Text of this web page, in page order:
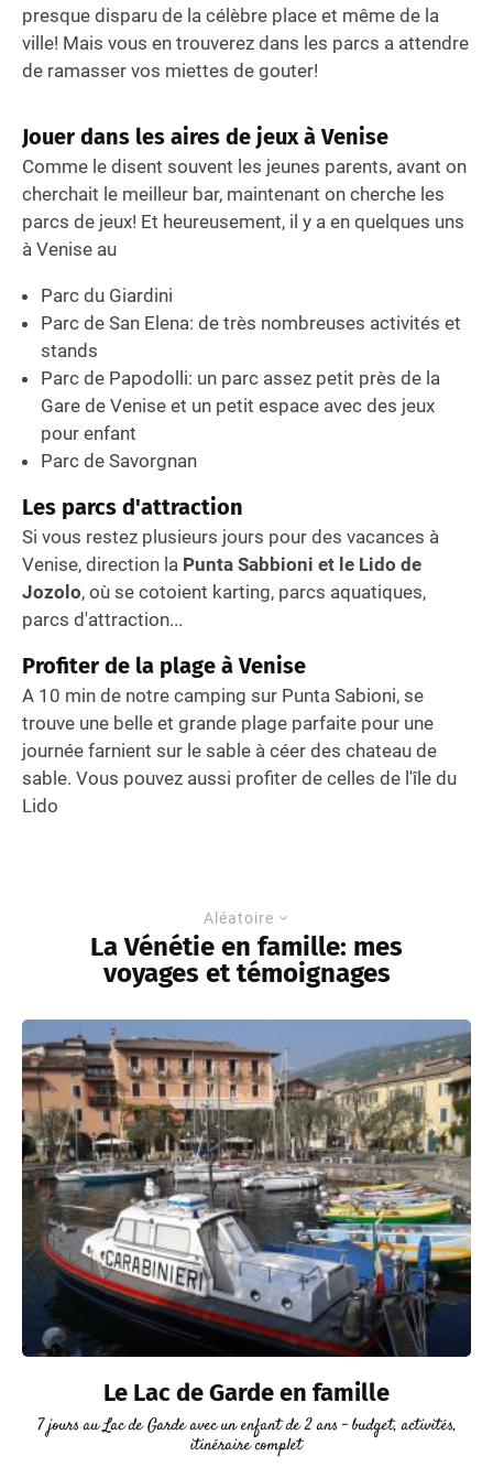
presque disparu de la célèbre place et même de la
ville! Mais vous en trouverez dans les parcs a attendre
de ramasser vos miettes de gouter!
Jouer dans les aires de jeux à Venise
Comme le disent souvent les jeunes parents, avant on
cherchait le meilleur bar, maintenant on cherche les
parcs de jeux! Et heureusement, il y a en quelques uns
à Venise au
Parc du Giardini
Parc de San Elena: de très nombreuses activités et
stands
Parc de Papodolli: un parc assez petit près de la
Gare de Venise et un petit espace avec des jeux
pour enfant
Parc de Savorgnan
Les parcs d'attraction
Si vous restez plusieurs jours pour des vacances à
Venise, direction la Punta Sabbioni et le Lido de
Jozolo, où se cotoient karting, parcs aquatiques,
parcs d'attraction...
Profiter de la plage à Venise
A 10 min de notre camping sur Punta Sabioni, se
trouve une belle et grande plage parfaite pour une
journée farnient sur le sable à céer des chateau de
sable. Vous pouvez aussi profiter de celles de l'île du
Lido
Aléatoire
La Vénétie en famille: mes
voyages et témoignages
Le Lac de Garde en famille
7 jours au Lac de Garde avec un enfant de 2 ans – budget, activités,
itinéraire complet